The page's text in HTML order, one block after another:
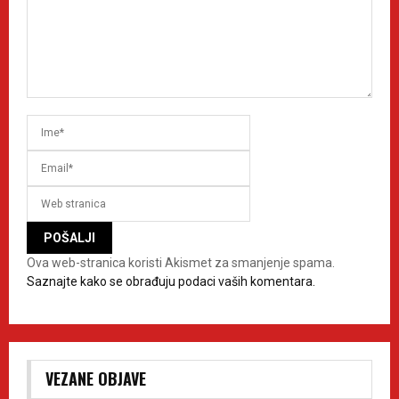
Ova web-stranica koristi Akismet za smanjenje spama.
Saznajte kako se obrađuju podaci vaših komentara.
VEZANE OBJAVE